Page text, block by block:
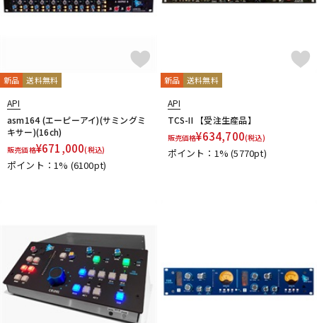
キーボード
アンプ エフェクター
DJ機器
配信/ライブ機器 楽器アクセサリ
新品 送料無料
API
asm164 (エーピーアイ)(サミングミ
キサー)(16ch)
販売価格¥671,000(税込)
ポイント：1% (6100pt)
新品 送料無料
API
TCS-II 【受注生産品】
販売価格¥634,700(税込)
ポイント：1%(5770pt)